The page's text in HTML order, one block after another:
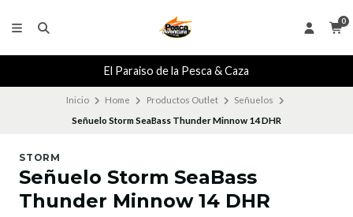
0
El Paraiso de la Pesca & Caza
Inicio Home Productos Outlet
Señuelos
Señuelo Storm SeaBass Thunder Minnow 14 DHR
STORM
Señuelo Storm SeaBass
Thunder Minnow 14 DHR